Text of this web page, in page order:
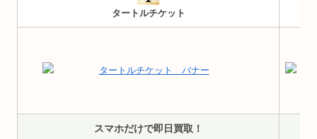
タートルチケット
スマホだけで即日買取！